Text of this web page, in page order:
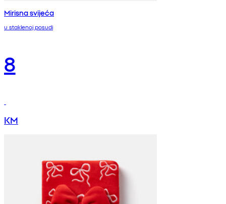
Mirisna svijeća
u staklenoj posudi
8
KM